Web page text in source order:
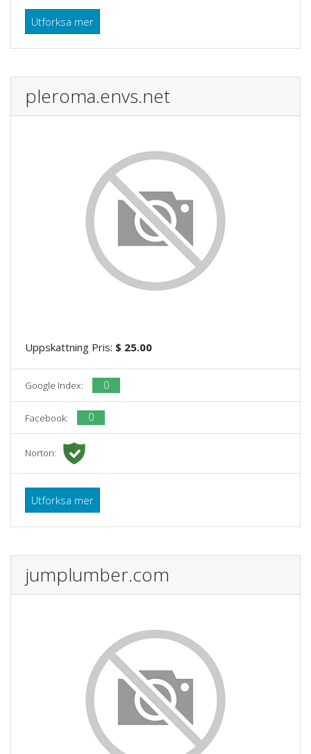
Utforksa mer
pleroma.envs.net
Uppskattning Pris: $ 25.00
Google Index: 0
Facebook: 0
Norton:
Utforksa mer
jumplumber.com